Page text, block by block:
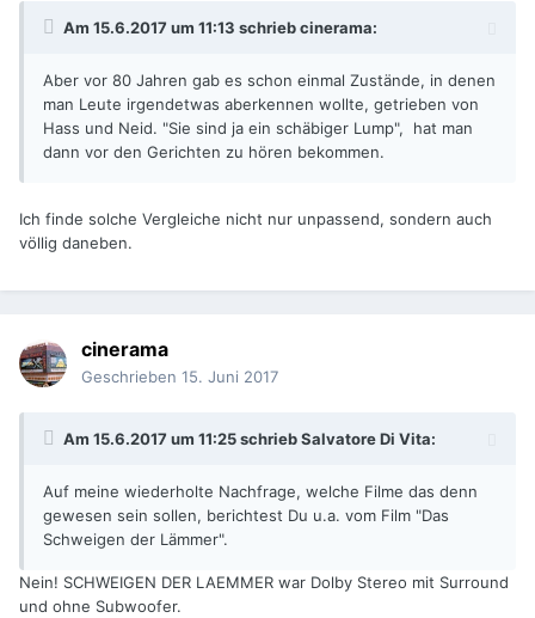
Am 15.6.2017 um 11:13 schriebcinerama:
Aber vor 80 Jahren gab es schon einmal Zustände, in denen
man Leute irgendetwas aberkennen wollte, getrieben von
Hass und Neid. "Sie sind ja ein schäbiger Lump", hat man
dann vor den Gerichten zu hören bekommen.
Ich finde solche Vergleiche nicht nur unpassend, sondern auch
völlig daneben.
cinerama
Geschrieben 15. Juni 2017
Am 15.6.2017 um 11:25 schriebSalvatore Di Vita:
Auf meine wiederholte Nachfrage, welche Filme das denn
gewesen sein sollen, berichtest Du u.a. vom Film "Das
Schweigen der Lämmer".
Nein! SCHWEIGEN DER LAEMMER war Dolby Stereo mit Surround
und ohne Subwoofer.